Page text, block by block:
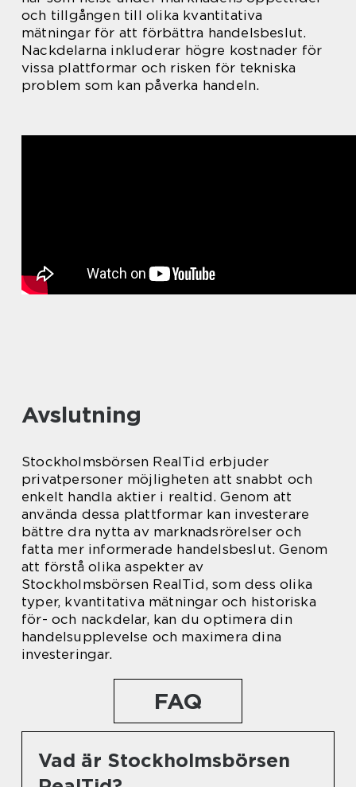
och tillgången till olika kvantitativa
mätningar för att förbättra handelsbeslut.
Nackdelarna inkluderar högre kostnader för
vissa plattformar och risken för tekniska
problem som kan påverka handeln.
Avslutning
Stockholmsbörsen RealTid erbjuder
privatpersoner möjligheten att snabbt och
enkelt handla aktier i realtid. Genom att
använda dessa plattformar kan investerare
bättre dra nytta av marknadsrörelser och
fatta mer informerade handelsbeslut. Genom
att förstå olika aspekter av
Stockholmsbörsen RealTid, som dess olika
typer, kvantitativa mätningar och historiska
för- och nackdelar, kan du optimera din
handelsupplevelse och maximera dina
investeringar.
FAQ
Vad är Stockholmsbörsen